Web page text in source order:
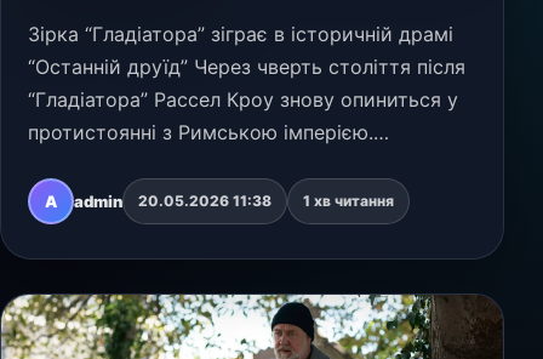
Зірка “Гладіатора” зіграє в історичній драмі
“Останній друїд” Через чверть століття після
“Гладіатора” Рассел Кроу знову опиниться у
протистоянні з Римською імперією.
“Останній друїд” стартує 8 червня 2026 року
в Барсе…
A admin 20.05.2026 11:38 1 хв читання